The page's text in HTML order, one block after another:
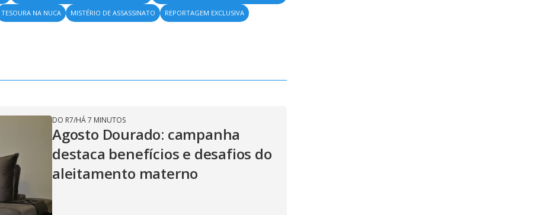
TESOURA NA NUCA MISTÉRIO DE ASSASSINATO
REPORTAGEM EXCLUSIVA
DO R7/HÁ 7 MINUTOS
Agosto Dourado: campanha
destaca benefícios e desafios do
aleitamento materno